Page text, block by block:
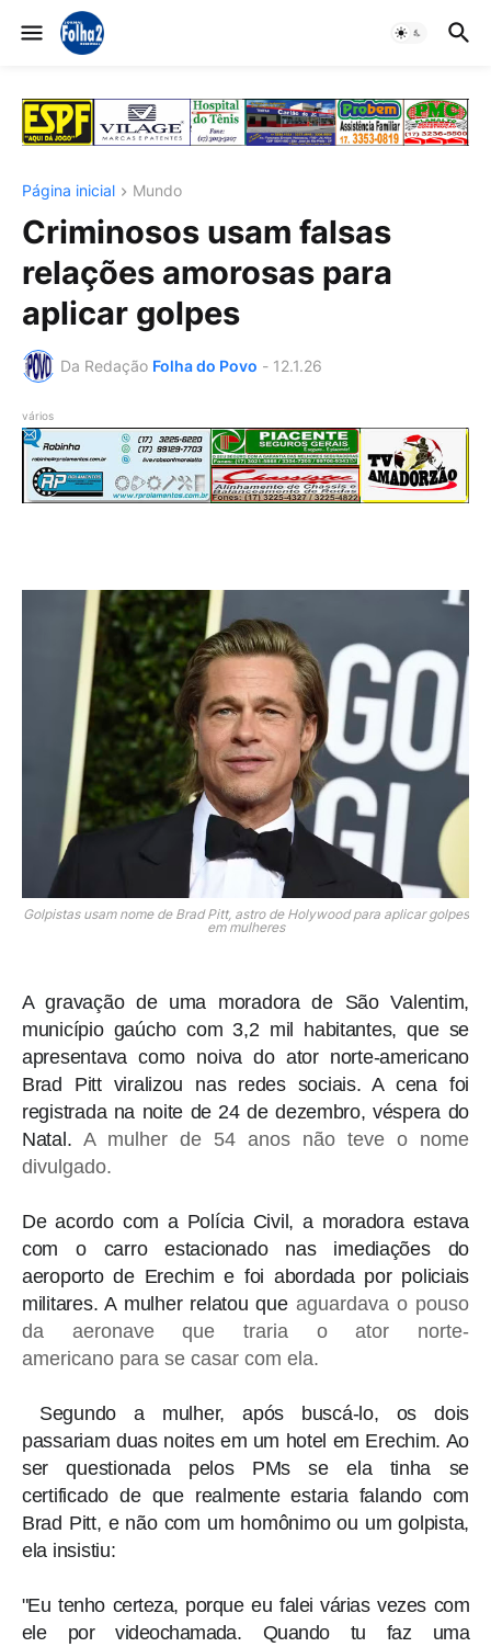
Página inicial Mundo
Criminosos usam falsas
relações amorosas para
aplicar golpes
Da Redação Folha do Povo - 12.1.26
vários
Golpistas usam nome de Brad Pitt, astro de Holywood para aplicar golpes
em mulheres
A gravação de uma moradora de São Valentim,
município gaúcho com 3,2 mil habitantes, que se
apresentava como noiva do ator norte-americano
Brad Pitt viralizou nas redes sociais. A cena foi
registrada na noite de 24 de dezembro, véspera do
Natal.A mulher de 54 anos não teve o nome
divulgado.
De acordo com a Polícia Civil, a moradora estava
com o carro estacionado nas imediações do
aeroporto de Erechim e foi abordada por policiais
militares. A mulher relatou que aguardava o pouso
da aeronave que traria o ator norte-
americano para se casar com ela.
Segundo a mulher, após buscá-lo, os dois
passariam duas noites em um hotel em Erechim. Ao
ser questionada pelos PMs se ela tinha se
certificado de que realmente estaria falando com
Brad Pitt, e não com um homônimo ou um golpista,
ela insistiu:
"Eu tenho certeza, porque eu falei várias vezes com
ele por videochamada. Quando tu faz uma